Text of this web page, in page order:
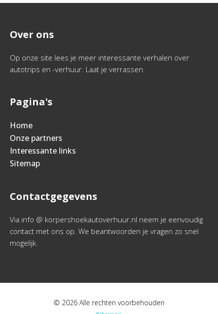
Over ons
Op onze site lees je meer interessante verhalen over
autotrips en -verhuur. Laat je verrassen.
Pagina's
Home
Onze partners
Interessante links
Sitemap
Contactgegevens
Via info @ korpershoekautoverhuur.nl neem je eenvoudig
contact met ons op. We beantwoorden je vragen zo snel
mogelijk.
© 2026 Alle rechten voorbehouden